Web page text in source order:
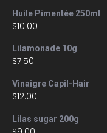
Huile Pimentée 250ml
$10.00
Lilamonade 10g
$7.50
Vinaigre Capil-Hair
$12.00
Lilas sugar 200g